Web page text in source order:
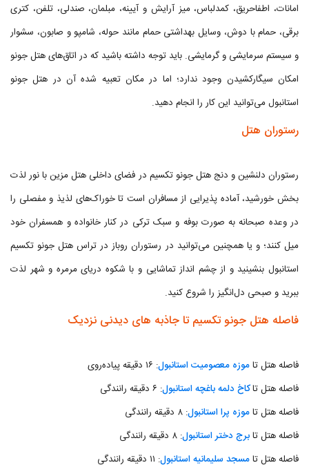
امانات، اطفاحریق، کمدلباس، میز آرایش و آیینه، مبلمان، صندلی، تلفن، کتری
برقی، حمام با دوش، وسایل بهداشتی حمام مانند حوله، شامپو و صابون، سشوار
و سیستم سرمایشی و گرمایشی. باید توجه داشته باشید که در اتاق‌های هتل جونو
امکان سیگارکشیدن وجود ندارد؛ اما در مکان تعبیه شده آن در هتل جونو
استانبول می‌توانید این کار را انجام دهید.
رستوران هتل
رستوران دلنشین و دنج هتل جونو تکسیم در فضای داخلی هتل مزین با نور لذت
بخش خورشید، آماده پذیرایی از مسافران است تا خوراک‌های لذیذ و مفصلی را
در وعده صبحانه به صورت بوفه و سبک ترکی در کنار خانواده و همسفران خود
میل کنند؛ و یا همچنین می‌توانید در رستوران روباز در تراس هتل جونو تکسیم
استانبول بنشینید و از چشم انداز تماشایی و با شکوه دریای مرمره و شهر لذت
ببرید و صبحی دل‌انگیز را شروع کنید.
فاصله هتل جونو تکسیم تا جاذبه های دیدنی نزدیک
فاصله هتل تاموزه معصومیت استانبول: ۱۶ دقیقه پیاده‌روی
فاصله هتل تاکاخ دلمه باغچه استانبول: ۶ دقیقه رانندگی
فاصله هتل تاموزه پرا استانبول: ۸ دقیقه رانندگی
فاصله هتل تابرج دختر استانبول: ۸ دقیقه رانندگی
فاصله هتل تامسجد سلیمانیه استانبول: ۱۱ دقیقه رانندگی